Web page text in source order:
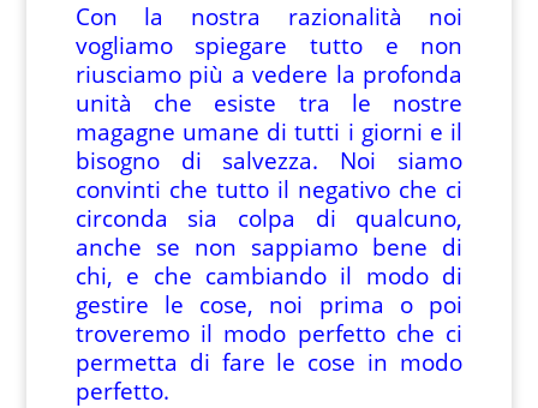
Con la nostra razionalità noi
vogliamo spiegare tutto e non
riusciamo più a vedere la profonda
unità che esiste tra le nostre
magagne umane di tutti i giorni e il
bisogno di salvezza. Noi siamo
convinti che tutto il negativo che ci
circonda sia colpa di qualcuno,
anche se non sappiamo bene di
chi, e che cambiando il modo di
gestire le cose, noi prima o poi
troveremo il modo perfetto che ci
permetta di fare le cose in modo
perfetto.